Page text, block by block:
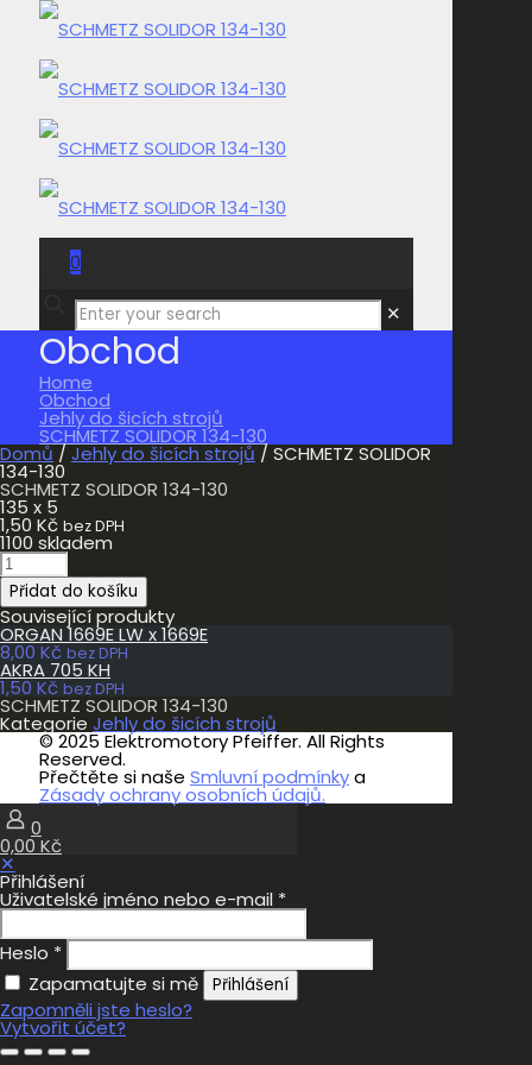
0
0,00 Kč
✕
Obchod
Home
Obchod
Jehly do šicích strojů
SCHMETZ SOLIDOR 134-130
Domů / Jehly do šicích strojů / SCHMETZ SOLIDOR
134-130
SCHMETZ SOLIDOR 134-130
135 x 5
1,50 Kč bez DPH
1100 skladem
SCHMETZ
SOLIDOR
134-
130
množství
Přidat do košíku
Související produkty
ORGAN 1669E LW x 1669E
8,00 Kč bez DPH
AKRA 705 KH
1,50 Kč bez DPH
SCHMETZ SOLIDOR 134-130
Kategorie Jehly do šicích strojů
© 2025 Elektromotory Pfeiffer. All Rights
Reserved.
Přečtěte si naše Smluvní podmínkya
Zásady ochrany osobních údajů.
0
0,00 Kč
✕
Přihlášení
Uživatelské jméno nebo e-mail *
Heslo *
Zapamatujte si mě
Přihlášení
Zapomněli jste heslo?
Vytvořit účet?